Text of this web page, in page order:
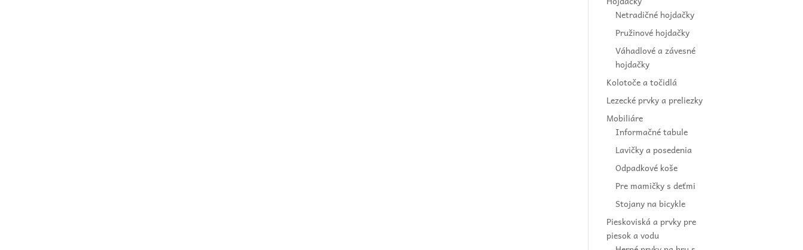
Netradičné hojdačky
Pružinové hojdačky
Váhadlové a závesné
hojdačky
Kolotoče a točidlá
Lezecké prvky a preliezky
Mobiliáre
Informačné tabule
Lavičky a posedenia
Odpadkové koše
Pre mamičky s deťmi
Stojany na bicykle
Pieskoviská a prvky pre
piesok a vodu